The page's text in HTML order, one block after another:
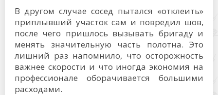
В другом случае сосед пытался «отклеить»
приплывший участок сам и повредил шов,
после чего пришлось вызывать бригаду и
менять значительную часть полотна. Это
лишний раз напомнило, что осторожность
важнее скорости и что иногда экономия на
профессионале оборачивается большими
расходами.